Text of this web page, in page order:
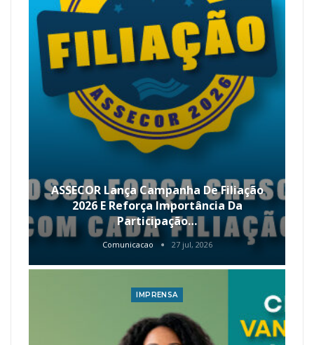
ASSECOR Lança Campanha De Filiação
2026 E Reforça Importância Da
Participação…
Comunicacao 27 jul, 2026
IMPRENSA